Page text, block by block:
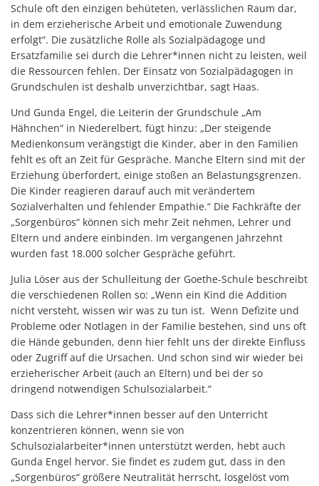
Schule oft den einzigen behüteten, verlässlichen Raum dar,
in dem erzieherische Arbeit und emotionale Zuwendung
erfolgt“. Die zusätzliche Rolle als Sozialpädagoge und
Ersatzfamilie sei durch die Lehrer*innen nicht zu leisten, weil
die Ressourcen fehlen. Der Einsatz von Sozialpädagogen in
Grundschulen ist deshalb unverzichtbar, sagt Haas.
Und Gunda Engel, die Leiterin der Grundschule „Am
Hähnchen“ in Niederelbert, fügt hinzu: „Der steigende
Medienkonsum verängstigt die Kinder, aber in den Familien
fehlt es oft an Zeit für Gespräche. Manche Eltern sind mit der
Erziehung überfordert, einige stoßen an Belastungsgrenzen.
Die Kinder reagieren darauf auch mit verändertem
Sozialverhalten und fehlender Empathie.“ Die Fachkräfte der
„Sorgenbüros“ können sich mehr Zeit nehmen, Lehrer und
Eltern und andere einbinden. Im vergangenen Jahrzehnt
wurden fast 18.000 solcher Gespräche geführt.
Julia Löser aus der Schulleitung der Goethe-Schule beschreibt
die verschiedenen Rollen so: „Wenn ein Kind die Addition
nicht versteht, wissen wir was zu tun ist. Wenn Defizite und
Probleme oder Notlagen in der Familie bestehen, sind uns oft
die Hände gebunden, denn hier fehlt uns der direkte Einfluss
oder Zugriff auf die Ursachen. Und schon sind wir wieder bei
erzieherischer Arbeit (auch an Eltern) und bei der so
dringend notwendigen Schulsozialarbeit.“
Dass sich die Lehrer*innen besser auf den Unterricht
konzentrieren können, wenn sie von
Schulsozialarbeiter*innen unterstützt werden, hebt auch
Gunda Engel hervor. Sie findet es zudem gut, dass in den
„Sorgenbüros“ größere Neutralität herrscht, losgelöst vom